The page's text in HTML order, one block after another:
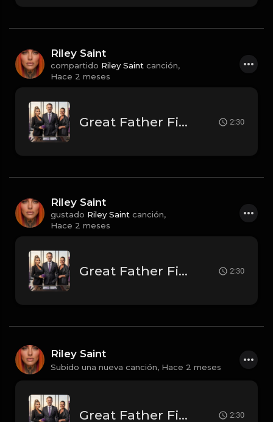
Riley Saint
compartido Riley Saint canción,
Hace 2 meses
Great Father Figure 2:30
Riley Saint
gustado Riley Saint canción,
Hace 2 meses
Great Father Figure 2:30
Riley Saint
Subido una nueva canción, Hace 2 meses
Great Father Figure 2:30